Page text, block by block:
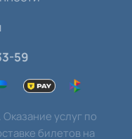
59
услуг по
билетов на